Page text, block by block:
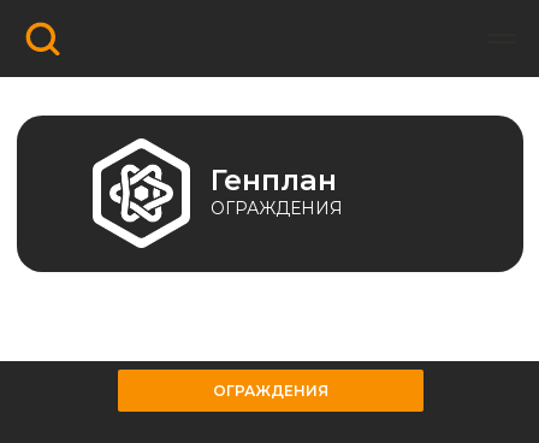
ОГРАЖДЕНИЯ
ОГРАЖДЕНИЯ